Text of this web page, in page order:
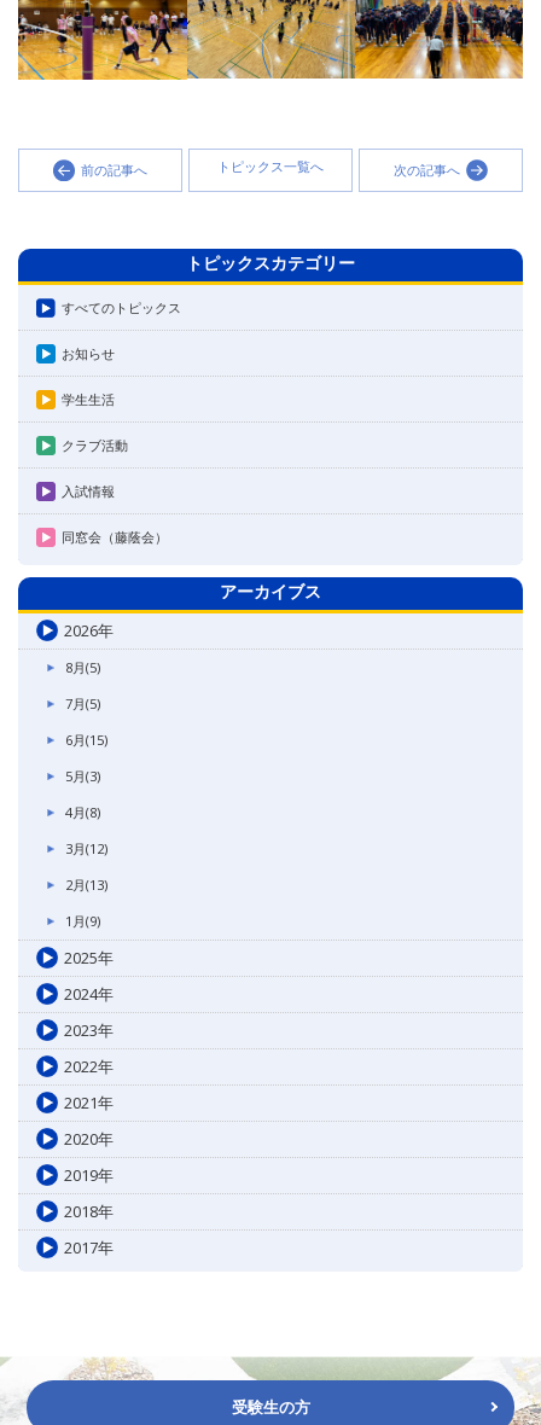
前の記事へ トピックス一覧へ 次の記事へ
トピックスカテゴリー
すべてのトピックス
お知らせ
学生生活
クラブ活動
入試情報
同窓会（藤蔭会）
アーカイブス
2026年
8月(5)
7月(5)
6月(15)
5月(3)
4月(8)
3月(12)
2月(13)
1月(9)
2025年
2024年
2023年
2022年
2021年
2020年
2019年
2018年
2017年
受験生の方